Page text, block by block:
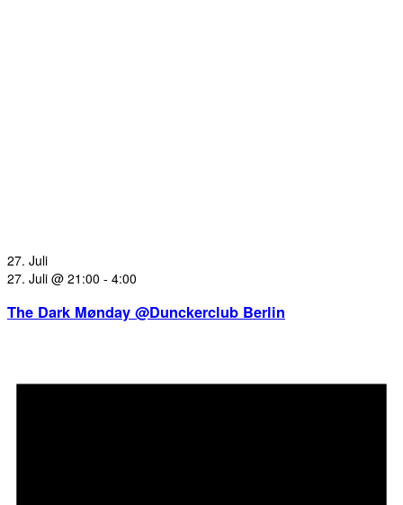
27. Juli
27. Juli @ 21:00 - 4:00
The Dark Mønday @Dunckerclub Berlin